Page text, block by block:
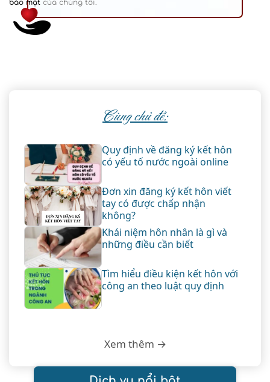
bảo mật của chúng tôi.
Cùng chủ đề:
Quy định về đăng ký kết hôn
có yếu tố nước ngoài online
Đơn xin đăng ký kết hôn viết
tay có được chấp nhận
không?
Khái niệm hôn nhân là gì và
những điều cần biết
Tìm hiểu điều kiện kết hôn với
công an theo luật quy định
Xem thêm →